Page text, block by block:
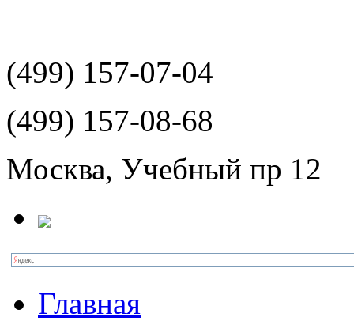
(499) 157-07-04
(499) 157-08-68
Москва, Учебный пр 12
Главная